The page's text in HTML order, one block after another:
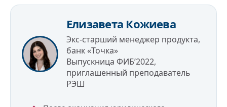
Елизавета Кожиева
Экс-старший менеджер продукта,
банк «Точка»
Выпускница ФИБ’2022,
приглашенный преподаватель
РЭШ